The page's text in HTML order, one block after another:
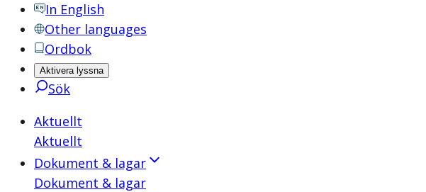
In English
Other languages
Ordbok
Aktivera lyssna
Sök
Aktuellt
Aktuellt
Dokument & lagar
Dokument & lagar